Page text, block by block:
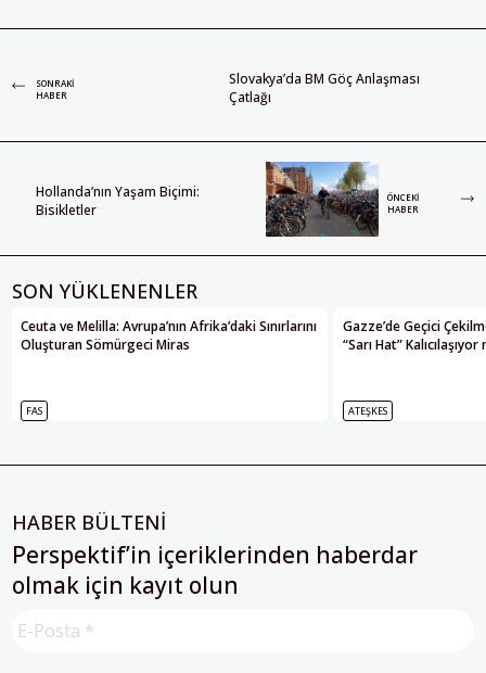
SONRAKI
HABER
Slovakya’da BM Göç Anlaşması
Çatlağı
Hollanda’nın Yaşam Biçimi:
Bisikletler
ÖNCEKI
HABER
SON YÜKLENENLER
Ceuta ve Melilla: Avrupa’nın Afrika’daki Sınırlarını
Oluşturan Sömürgeci Miras
FAS
Gazze’de Geçici
“Sarı Hat” Kalıcılaşıyor
ATEŞKES
HABER BÜLTENİ
Perspektif’in içeriklerinden haberdar
olmak için kayıt olun